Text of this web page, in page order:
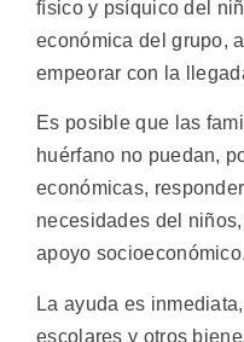
físico y psíquico del
económica del grupo,
empeorar con la
Es posible que las
huérfano no puedan,
económicas,
necesidades del
apoyo socioeconómico.
La ayuda es
escolares y otros